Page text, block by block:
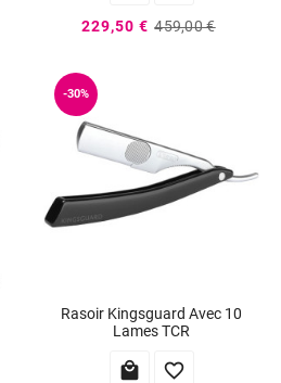
229,50 € 459,00 €
-30%
Rasoir Kingsguard Avec 10
Lames TCR
 